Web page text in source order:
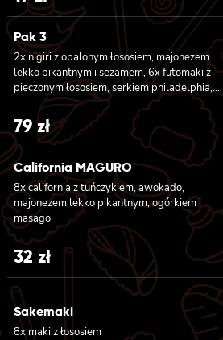
kanpyo i sałatą
Pak 3
2x nigiri z opalonym łososiem, majonezem
lekko pikantnym i sezamem, 6x futomaki z
pieczonym łososiem, serkiem philadelphia,
awokado, ogórkiem, kanpyo, sałatą, sosem
teriyaki i sezamem, 8x california z krewetką
w tempurze, majonezem lekko pikantnym,
ogórkiem, sezamem i masago, 8x hosomaki z
batatem w tempurze
79 zł
California MAGURO
8x california z tuńczykiem, awokado,
majonezem lekko pikantnym, ogórkiem i
masago
32 zł
Sakemaki
8x maki z łososiem